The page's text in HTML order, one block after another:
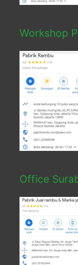
Workshop
Office